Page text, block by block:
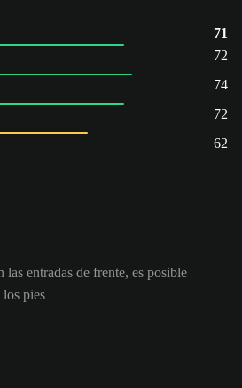
71
72
74
72
62
las entradas de frente, es posible
los pies